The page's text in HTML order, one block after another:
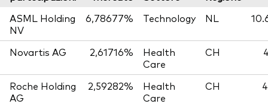
ASML Holding
NV
6,78677% Technology NL
Novartis AG 2,61716%
Health
Care
CH
Roche Holding
AG
2,59282%
Health
Care
CH